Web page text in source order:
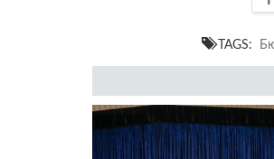
TAGS: